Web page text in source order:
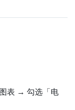
表 → 勾选「电